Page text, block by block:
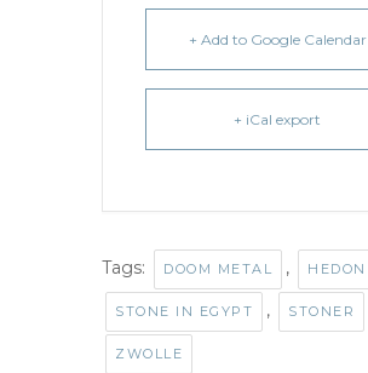
+ Add to Google Calendar
+ iCal export
Tags: DOOM METAL , HEDON
STONE IN EGYPT , STONER
ZWOLLE